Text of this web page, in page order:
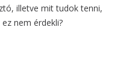
illetve mit tudok tenni,
nem érdekli?